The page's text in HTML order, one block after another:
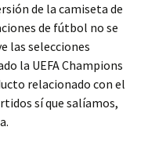
de la camiseta de
de fútbol no se
las selecciones
la UEFA Champions
relacionado con el
sí que salíamos,